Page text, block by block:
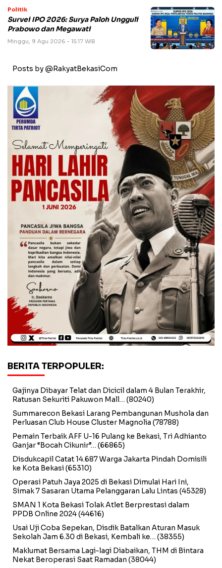
Politik
Survei IPO 2026: Surya Paloh Ungguli
Prabowo dan Megawati
Minggu, 9 Agu 2026 - 15:17 WIB
Posts by @RakyatBekasiCom
BERITA TERPOPULER:
Gajinya Dibayar Telat dan Dicicil dalam 4 Bulan Terakhir,
Ratusan Sekuriti Pakuwon Mall… (80240)
Summarecon Bekasi Larang Pembangunan Mushola dan
Perluasan Club House Cluster Magnolia (78788)
Pemain Terbaik AFF U-16 Pulang ke Bekasi, Tri Adhianto
Ganjar “Bocah Cikunir”… (66865)
Disdukcapil Catat 14.687 Warga Jakarta Pindah Domisili
ke Kota Bekasi(65310)
Operasi Patuh Jaya 2025 di Bekasi Dimulai Hari Ini,
Simak 7 Sasaran Utama Pelanggaran Lalu Lintas (45328)
SMAN 1 Kota Bekasi Tolak Atlet Berprestasi dalam
PPDB Online 2024(44616)
Usai Uji Coba Sepekan, Disdik Batalkan Aturan Masuk
Sekolah Jam 6.30 di Bekasi, Kembali ke… (38355)
Maklumat Bersama Lagi-lagi Diabaikan, THM di Bintara
Nekat Beroperasi Saat Ramadan (38044)